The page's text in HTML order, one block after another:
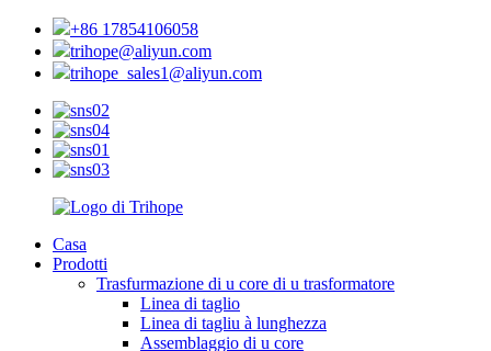
+86 17854106058
trihope@aliyun.com
trihope_sales1@aliyun.com
Casa
Prodotti
Trasfurmazione di u core di u trasformatore
Linea di taglio
Linea di tagliu à lunghezza
Assemblaggio di u core